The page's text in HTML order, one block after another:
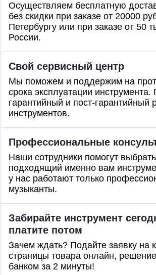
Осуществляем бесплатную
без скидки при заказе от 20000
Петербургу или при заказе от 50
России.
Свой сервисный центр
Мы поможем и поддержим на
срока эксплуатации
гарантийный и пост-гарантийный
инструментов.
Профессиональные
Наши сотрудники помогут
подходящий именно вам
у нас работают только
музыканты.
Забирайте инструмент
платите потом
Зачем ждать? Подайте заявку на
страницы товара онлайн,
банком за 2 минуты!